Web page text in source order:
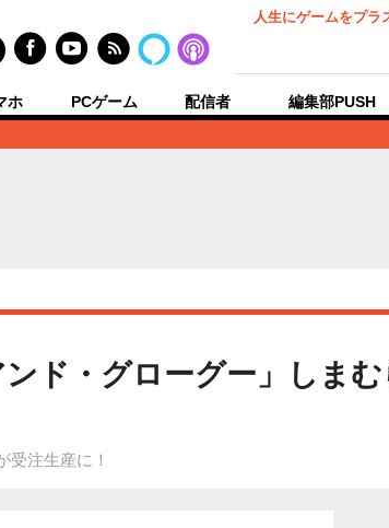
人生にゲームをプラ
ホ PCゲーム 配信者 編集部PUSH
ド・グローグー」しま
受注生産に！